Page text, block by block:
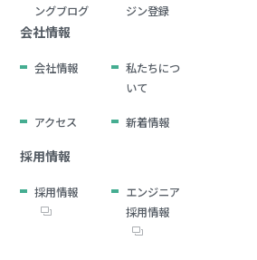
ングブログ
ジン登録
会社情報
会社情報
私たちにつ
いて
アクセス 新着情報
採用情報
採用情報
エンジニア
採用情報